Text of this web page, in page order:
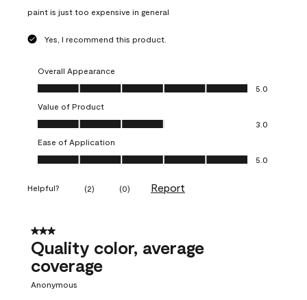
paint is just too expensive in general
Yes, I recommend this product.
Overall Appearance
Overall Appearance, 5.0 out of 5
5.0
Value of Product
Value of Product, 3.0 out of 5
3.0
Ease of Application
Ease of Application, 5.0 out of 5
5.0
Helpful? (2) (0) Report
3 out of 5 stars.
Quality color, average
coverage
Anonymous